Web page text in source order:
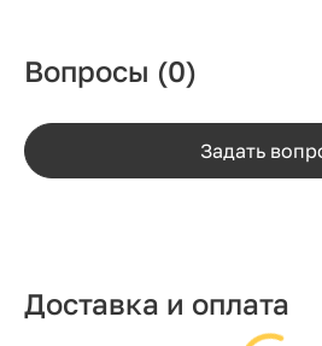
Вопросы (0)
Задать
Доставка и оплата